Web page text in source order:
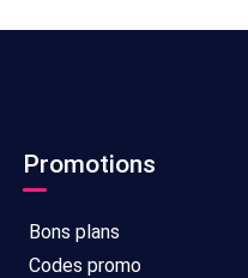
Promotions
Bons plans
Codes promo